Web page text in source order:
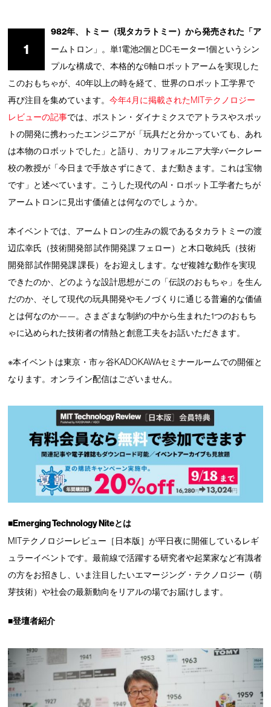
1
982年、トミー（現タカラトミー）から発売された「ア
ームトロン」。単1電池2個とDCモーター1個というシン
プルな構成で、本格的な6軸ロボットアームを実現した
このおもちゃが、40年以上の時を経て、世界のロボット工学界で
再び注目を集めています。今年4月に掲載されたMITテクノロジー
レビューの記事では、ボストン・ダイナミクスでアトラスやスポッ
トの開発に携わったエンジニアが「玩具だと分かっていても、あれ
は本物のロボットでした」と語り、カリフォルニア大学バークレー
校の教授が「今日まで手放さずにきて、まだ動きます。これは宝物
です」と述べています。こうした現代のAI・ロボット工学者たちが
アームトロンに見出す価値とは何なのでしょうか。
本イベントでは、アームトロンの生みの親であるタカラトミーの渡
辺広幸氏（技術開発部 試作開発課 フェロー）と木口敬純氏（技術
開発部 試作開発課 課長）をお迎えします。なぜ複雑な動作を実現
できたのか、どのような設計思想がこの「伝説のおもちゃ」を生ん
だのか、そして現代の玩具開発やモノづくりに通じる普遍的な価値
とは何なのか——。さまざまな制約の中から生まれた1つのおもち
ゃに込められた技術者の情熱と創意工夫をお話いただきます。
※本イベントは東京・市ヶ谷KADOKAWAセミナールームでの開催と
なります。オンライン配信はございません。
■Emerging Technology Niteとは
MITテクノロジーレビュー［日本版］が平日夜に開催しているレギ
ュラーイベントです。最前線で活躍する研究者や起業家など有識者
の方をお招きし、いま注目したいエマージング・テクノロジー（萌
芽技術）や社会の最新動向をリアルの場でお届けします。
■登壇者紹介